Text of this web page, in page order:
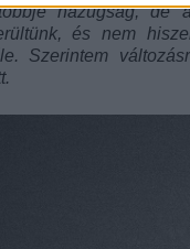
hazugság, de
és nem
Szerintem